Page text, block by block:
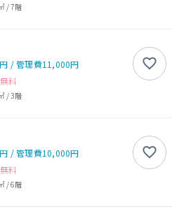
/7階
/管理費11,000円
無料
/3階
/管理費10,000円
無料
/6階